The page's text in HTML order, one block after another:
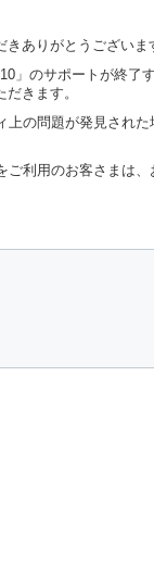
ありがとうございま
」のサポートが終了
きます。
の問題が発見され
利用のお客さまは